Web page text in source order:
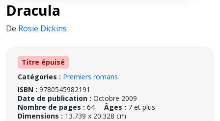
Dracula
De Rosie Dickins
Titre épuisé
Catégories : Premiers romans
ISBN : 9780545982191
Date de publication : Octobre 2009
Nombre de pages : 64 Âges : 7 et plus
Dimensions : 13.739 x 20.328 cm